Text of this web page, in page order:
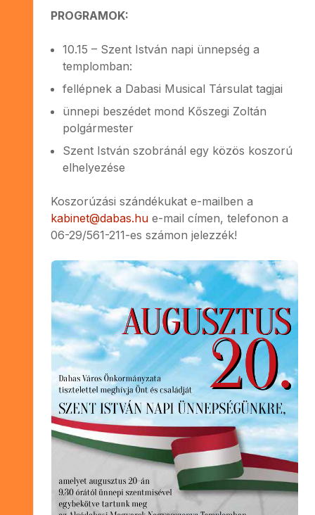
PROGRAMOK:
10.15 – Szent István napi ünnepség a
templomban:
fellépnek a Dabasi Musical Társulat tagjai
ünnepi beszédet mond Kőszegi Zoltán
polgármester
Szent István szobránál egy közös koszorú
elhelyezése
Koszorúzási szándékukat e-mailben a
kabinet@dabas.hu e-mail címen, telefonon a
06-29/561-211-es számon jelezzék!